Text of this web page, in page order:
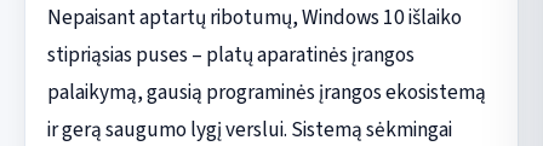
Nepaisant aptartų ribotumų, Windows 10 išlaiko
stipriąsias puses – platų aparatinės įrangos
palaikymą, gausią programinės įrangos ekosistemą
ir gerą saugumo lygį verslui. Sistemą sėkmingai